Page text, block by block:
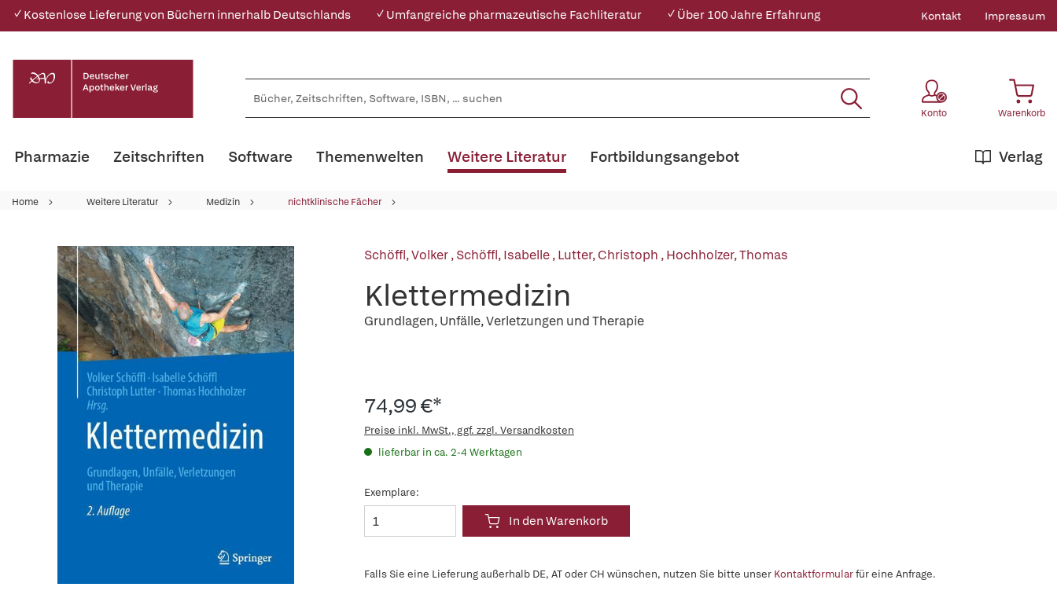
✓ Kostenlose Lieferung von Büchern innerhalb Deutschlands ✓ Umfangreiche pharmazeutische Fachliteratur ✓ Über 100 Jahre Erfahrung Kontakt Impressum
Konto Warenkorb
Pharmazie Zeitschriften Software Themenwelten Weitere Literatur Verlag
Fortbildungsangebot
Home Weitere Literatur Medizin nichtklinische Fächer
Schöffl, Volker,Schöffl, Isabelle,Lutter, Christoph ,Hochholzer, Thomas
Klettermedizin
Grundlagen, Unfälle, Verletzungen und Therapie
74,99 €*
Preise inkl. MwSt., ggf. zzgl. Versandkosten
lieferbar in ca. 2-4 Werktagen
Exemplare:
In den Warenkorb
Falls Sie eine Lieferung außerhalb DE, AT oder CH wünschen, nutzen Sie bitte unser Kontaktformularfür eine Anfrage.